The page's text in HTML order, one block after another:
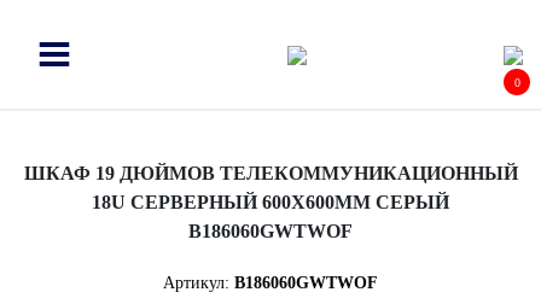
0
ШКАФ 19 ДЮЙМОВ ТЕЛЕКОММУНИКАЦИОННЫЙ
18U СЕРВЕРНЫЙ 600X600ММ СЕРЫЙ
B186060GWTWOF
Артикул: B186060GWTWOF